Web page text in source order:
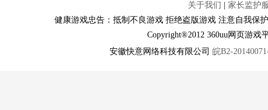
关于我们
家长监护
健康游戏忠告：抵制不良游戏 拒绝盗版游戏 注意自我保
Copyright®2012 360uu网页游
安徽快意网络科技有限公司 皖B2-